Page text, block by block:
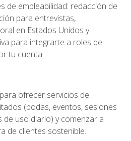
de empleabilidad: redacción de
para entrevistas,
en Estados Unidos y
para integrarte a roles de
tu cuenta.
ofrecer servicios de
(bodas, eventos, sesiones
de uso diario) y comenzar a
de clientes sostenible.